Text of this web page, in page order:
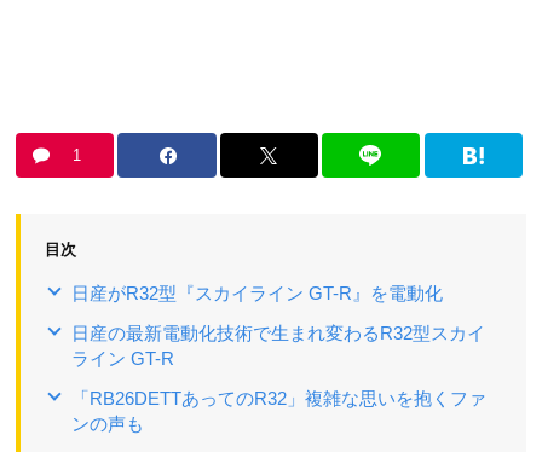
1
目次
日産がR32型『スカイライン GT-R』を電動化
日産の最新電動化技術で生まれ変わるR32型スカイ
ライン GT-R
「RB26DETTあってのR32」複雑な思いを抱くファ
ンの声も